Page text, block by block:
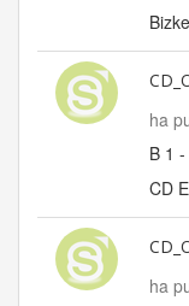
ha
B 1
CD
ha